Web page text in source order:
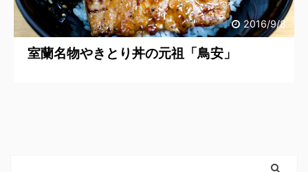
2016/9/8
室蘭名物やきとり丼の元祖「鳥安」